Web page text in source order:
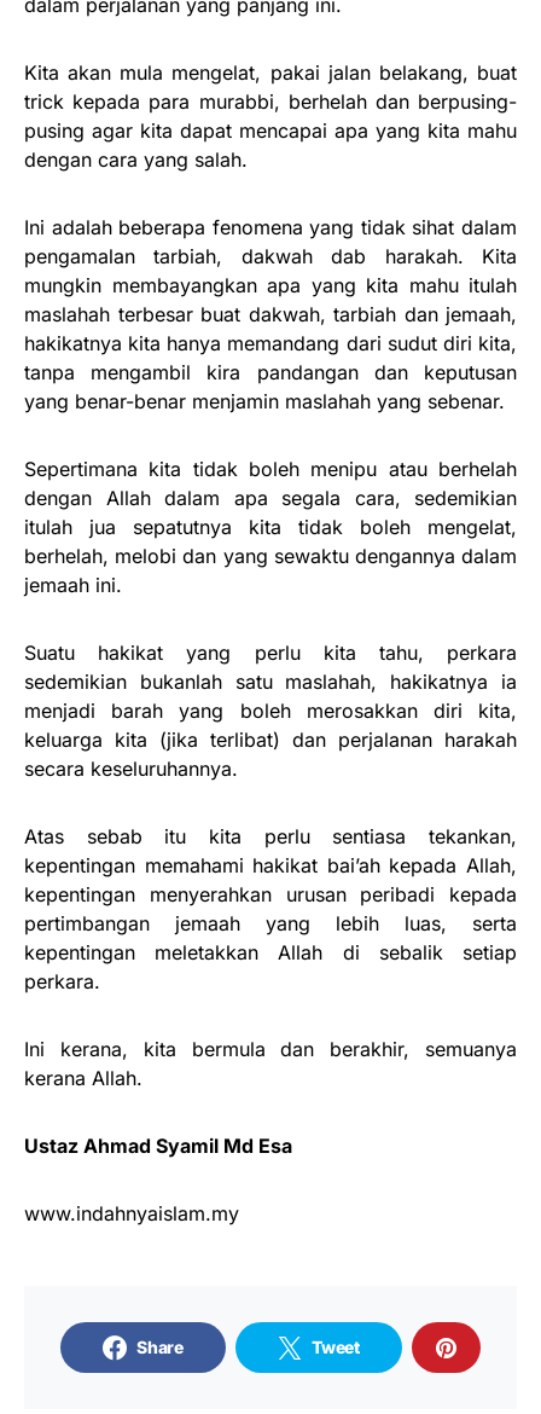
dalam perjalanan yang panjang ini.
Kita akan mula mengelat, pakai jalan belakang, buat
trick kepada para murabbi, berhelah dan berpusing-
pusing agar kita dapat mencapai apa yang kita mahu
dengan cara yang salah.
Ini adalah beberapa fenomena yang tidak sihat dalam
pengamalan tarbiah, dakwah dab harakah. Kita
mungkin membayangkan apa yang kita mahu itulah
maslahah terbesar buat dakwah, tarbiah dan jemaah,
hakikatnya kita hanya memandang dari sudut diri kita,
tanpa mengambil kira pandangan dan keputusan
yang benar-benar menjamin maslahah yang sebenar.
Sepertimana kita tidak boleh menipu atau berhelah
dengan Allah dalam apa segala cara, sedemikian
itulah jua sepatutnya kita tidak boleh mengelat,
berhelah, melobi dan yang sewaktu dengannya dalam
jemaah ini.
Suatu hakikat yang perlu kita tahu, perkara
sedemikian bukanlah satu maslahah, hakikatnya ia
menjadi barah yang boleh merosakkan diri kita,
keluarga kita (jika terlibat) dan perjalanan harakah
secara keseluruhannya.
Atas sebab itu kita perlu sentiasa tekankan,
kepentingan memahami hakikat bai’ah kepada Allah,
kepentingan menyerahkan urusan peribadi kepada
pertimbangan jemaah yang lebih luas, serta
kepentingan meletakkan Allah di sebalik setiap
perkara.
Ini kerana, kita bermula dan berakhir, semuanya
kerana Allah.
Ustaz Ahmad Syamil Md Esa
www.indahnyaislam.my
Share Tweet